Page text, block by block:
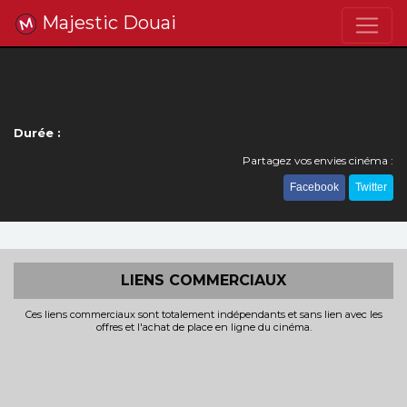
Majestic Douai
Durée :
Partagez vos envies cinéma :
Facebook Twitter
LIENS COMMERCIAUX
Ces liens commerciaux sont totalement indépendants et sans lien avec les
offres et l'achat de place en ligne du cinéma.